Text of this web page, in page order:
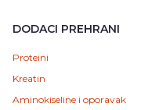
DODACI PREHRANI
Proteini
Kreatin
Aminokiseline i oporavak